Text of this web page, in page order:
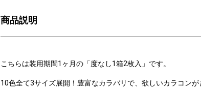
商品説明
こちらは装用期間1ヶ月の「度なし1箱2枚入」です。
10色全て3サイズ展開！豊富なカラバリで、欲しいカラコンが